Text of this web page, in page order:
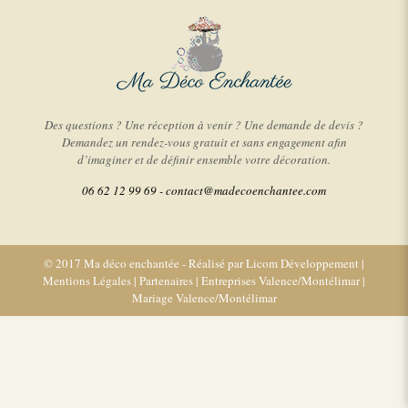
Des questions ? Une réception à venir ? Une demande de devis ?
Demandez un rendez-vous gratuit et sans engagement afin
d’imaginer et de définir ensemble votre décoration.
06 62 12 99 69 -contact@madecoenchantee.com
© 2017 Ma déco enchantée - Réalisé parLicom Développement |
Mentions Légales | Partenaires | Entreprises Valence/Montélimar|
Mariage Valence/Montélimar